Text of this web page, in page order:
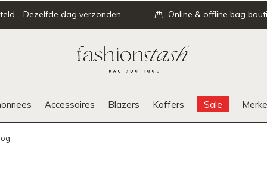
Accessoires Blazers Koffers Sale
- Dezelfde dag verzonden. Online & offline bag